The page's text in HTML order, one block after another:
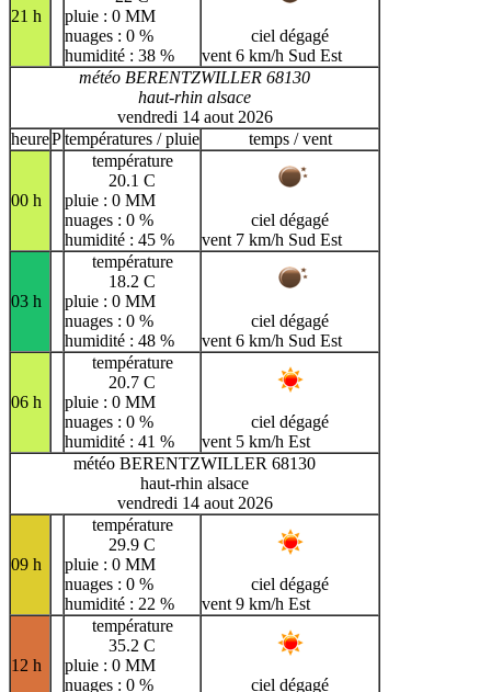
21 h
pluie : 0 MM
nuages : 0 %
humidité : 38 %
ciel dégagé
vent 6 km/h Sud Est
météo BERENTZWILLER 68130
haut-rhin alsace
vendredi 14 aout 2026
heurePtempératures / pluie temps / vent
00 h
température
20.1 C
pluie : 0 MM
nuages : 0 %
humidité : 45 %
ciel dégagé
vent 7 km/h Sud Est
03 h
température
18.2 C
pluie : 0 MM
nuages : 0 %
humidité : 48 %
ciel dégagé
vent 6 km/h Sud Est
06 h
température
20.7 C
pluie : 0 MM
nuages : 0 %
humidité : 41 %
ciel dégagé
vent 5 km/h Est
météo BERENTZWILLER 68130
haut-rhin alsace
vendredi 14 aout 2026
09 h
température
29.9 C
pluie : 0 MM
nuages : 0 %
humidité : 22 %
ciel dégagé
vent 9 km/h Est
12 h
température
35.2 C
pluie : 0 MM
nuages : 0 %
ciel dégagé